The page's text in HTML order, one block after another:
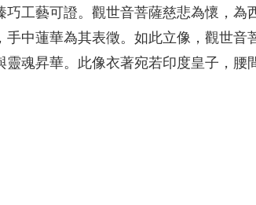
巧工藝可證。觀世音菩薩慈悲為懷，為
手中蓮華為其表徵。如此立像，觀世音
魂昇華。此像衣著宛若印度皇子，腰